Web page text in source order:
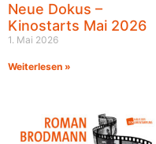
Neue Dokus –
Kinostarts Mai 2026
1. Mai 2026
Weiterlesen »